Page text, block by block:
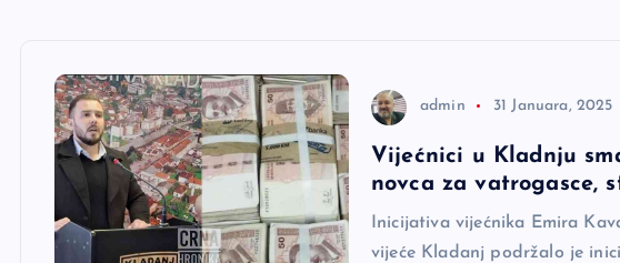
admin 31 Januara, 2025
Vijećnici u Kladnju
novca za vatrogasce,
Inicijativa vijećnika Emira
vijeće Kladanj podržalo je